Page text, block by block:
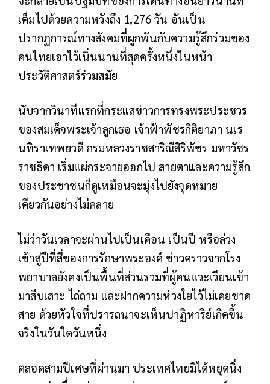
เต็มไปด้วยความหวังถึง 1,276 วัน อันเป็น
ปรากฏการณ์ทางสังคมที่ผูกพันกับความรู้สึกร่วมของ
คนไทยเอาไว้เนิ่นนานที่สุดครั้งหนึ่งในหน้า
ประวัติศาสตร์ร่วมสมัย
นับจากวินาทีแรกที่กระแสข่าวการทรงพระประชวร
ของสมเด็จพระเจ้าลูกเธอ เจ้าฟ้าพัชรกิติยาภา นเร
นทิราเทพยวดี กรมหลวงราชสาริณีสิริพัชร มหาวัชร
ราชธิดา เริ่มแผ่กระจายออกไป สายตาและความรู้สึก
ของประชาชนก็ดูเหมือนจะมุ่งไปยังจุดหมาย
เดียวกันอย่างไม่คลาย
ไม่ว่าวันเวลาจะผ่านไปเป็นเดือน เป็นปี หรือล่วง
เข้าสู่ปีที่สี่ของการรักษาพระองค์ ข่าวคราวจากโรง
พยาบาลยังคงเป็นพื้นที่ส่วนรวมที่ผู้คนแวะเวียนเข้า
มาสืบเสาะ ไถ่ถาม และฝากความห่วงใยไว้ไม่เคยขาด
สาย ด้วยหัวใจที่ปรารถนาจะเห็นปาฏิหาริย์เกิดขึ้น
จริงในวันใดวันหนึ่ง
ตลอดสามปีเศษที่ผ่านมา ประเทศไทยมิได้หยุดนิ่ง